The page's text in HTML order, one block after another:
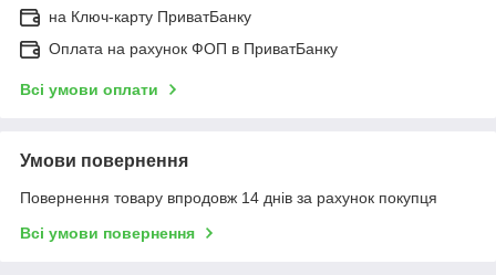
на Ключ-карту ПриватБанку
Оплата на рахунок ФОП в ПриватБанку
Всі умови оплати
Умови повернення
Повернення товару впродовж 14 днів за рахунок покупця
Всі умови повернення